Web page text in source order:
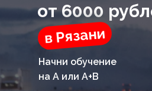
Начни обучение
на А или А+В
от 6000
в Рязани
+7